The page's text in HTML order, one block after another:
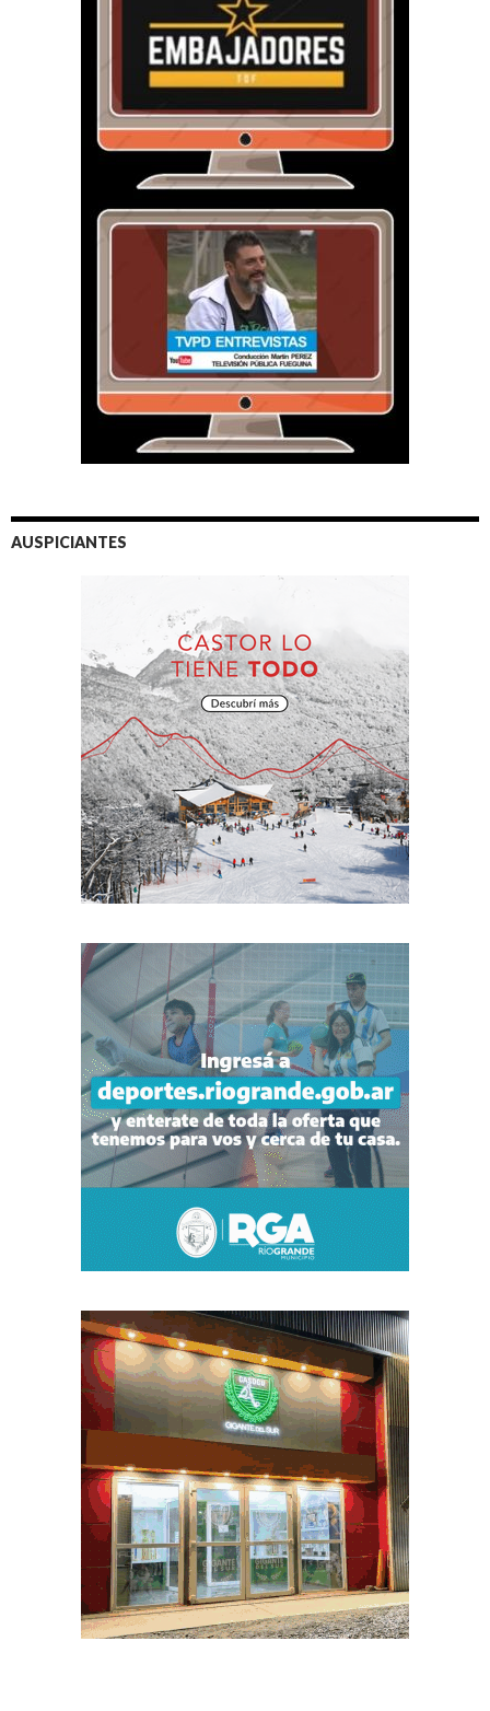
AUSPICIANTES